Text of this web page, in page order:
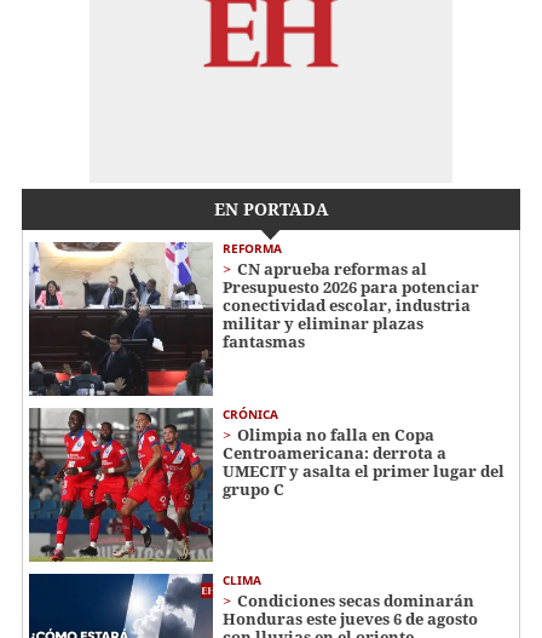
EN PORTADA
REFORMA
CN aprueba reformas al
Presupuesto 2026 para potenciar
conectividad escolar, industria
militar y eliminar plazas
fantasmas
CRÓNICA
Olimpia no falla en Copa
Centroamericana: derrota a
UMECIT y asalta el primer lugar del
grupo C
CLIMA
Condiciones secas dominarán
Honduras este jueves 6 de agosto